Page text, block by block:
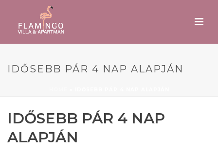
IDŐSEBB PÁR 4 NAP ALAPJÁN
IDŐSEBB PÁR 4 NAP
ALAPJÁN